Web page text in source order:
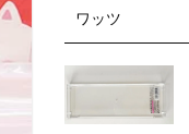
ワッツ